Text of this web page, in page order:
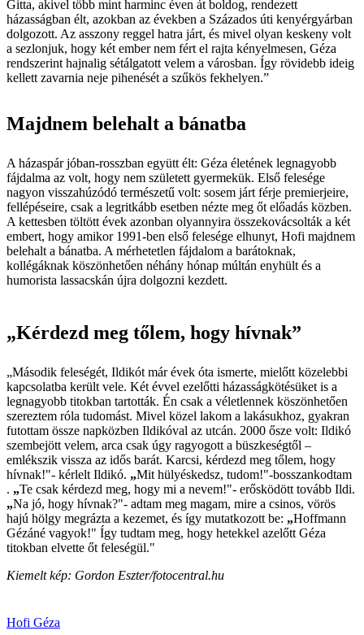
Gitta, akivel több mint harminc éven át boldog, rendezett
házasságban élt, azokban az években a Százados úti kenyérgyárban
dolgozott. Az asszony reggel hatra járt, és mivel olyan keskeny volt
a sezlonjuk, hogy két ember nem fért el rajta kényelmesen, Géza
rendszerint hajnalig sétálgatott velem a városban. Így rövidebb ideig
kellett zavarnia neje pihenését a szűkös fekhelyen.”
Majdnem belehalt a bánatba
A házaspár jóban-rosszban együtt élt: Géza életének legnagyobb
fájdalma az volt, hogy nem született gyermekük. Első felesége
nagyon visszahúzódó természetű volt: sosem járt férje premierjeire,
fellépéseire, csak a legritkább esetben nézte meg őt előadás közben.
A kettesben töltött évek azonban olyannyira összekovácsolták a két
embert, hogy amikor 1991-ben első felesége elhunyt, Hofi majdnem
belehalt a bánatba. A mérhetetlen fájdalom a barátoknak,
kollégáknak köszönhetően néhány hónap múltán enyhült és a
humorista lassacskán újra dolgozni kezdett.
„Kérdezd meg tőlem, hogy hívnak”
„Második feleségét, Ildikót már évek óta ismerte, mielőtt közelebbi
kapcsolatba került vele. Két évvel ezelőtti házasságkötésüket is a
legnagyobb titokban tartották. Én csak a véletlennek köszönhetően
szereztem róla tudomást. Mivel közel lakom a lakásukhoz, gyakran
futottam össze napközben Ildikóval az utcán. 2000 ősze volt: Ildikó
szembejött velem, arca csak úgy ragyogott a büszkeségtől –
emlékszik vissza az idős barát. Karcsi, kérdezd meg tőlem, hogy
hívnak!"- kérlelt Ildikó. „Mit hülyéskedsz, tudom!"-bosszankodtam
. „Te csak kérdezd meg, hogy mi a nevem!"- erősködött tovább Ildi.
„Na jó, hogy hívnak?"- adtam meg magam, mire a csinos, vörös
hajú hölgy megrázta a kezemet, és így mutatkozott be: „Hoffmann
Gézáné vagyok!" Így tudtam meg, hogy hetekkel azelőtt Géza
titokban elvette őt feleségül."
Kiemelt kép: Gordon Eszter/fotocentral.hu
Hofi Géza